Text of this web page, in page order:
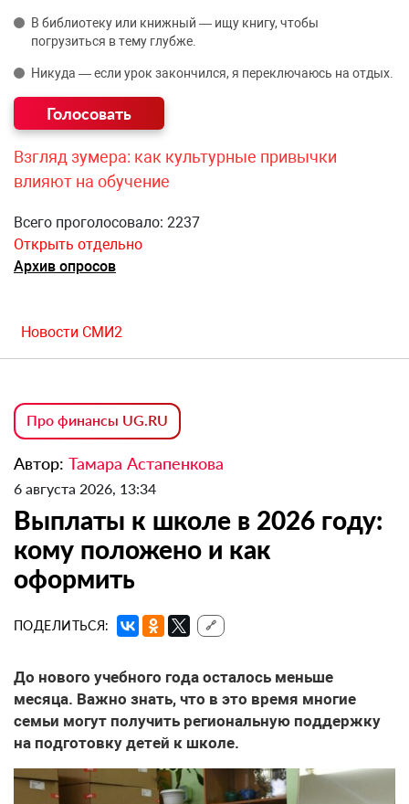
В библиотеку или книжный — ищу книгу, чтобы
погрузиться в тему глубже.
Никуда — если урок закончился, я переключаюсь на отдых.
Взгляд зумера: как культурные привычки
влияют на обучение
Всего проголосовало: 2237
Открыть отдельно
Архив опросов
Новости СМИ2
Про финансы UG.RU
Автор: Тамара Астапенкова
6 августа 2026, 13:34
Выплаты к школе в 2026 году:
кому положено и как
оформить
ПОДЕЛИТЬСЯ: 🔗
До нового учебного года осталось меньше
месяца. Важно знать, что в это время многие
семьи могут получить региональную поддержку
на подготовку детей к школе.